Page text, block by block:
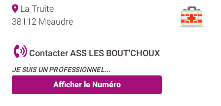
La Truite
38112 Meaudre
Contacter ASS LES BOUT'CHOUX
JE SUIS UN PROFESSIONNEL...
Afficher le Numéro